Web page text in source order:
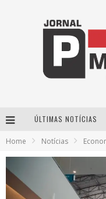
ÚLTIMAS NOTÍCIAS
Home Notícias